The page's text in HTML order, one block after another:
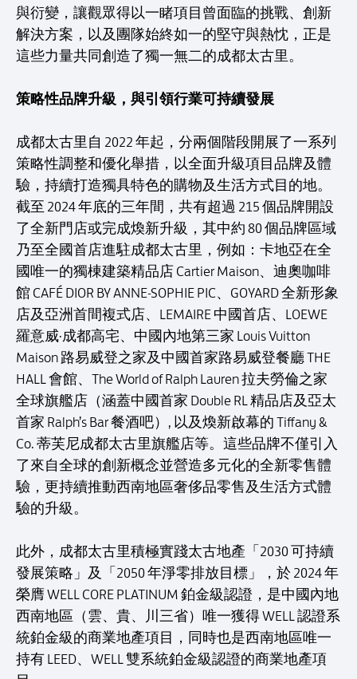
與衍變，讓觀眾得以一睹項目曾面臨的挑戰、創新
解決方案，以及團隊始終如一的堅守與熱忱，正是
這些力量共同創造了獨一無二的成都太古里。
策略性品牌升級，與引領行業可持續發展
成都太古里自 2022 年起，分兩個階段開展了一系列
策略性調整和優化舉措，以全面升級項目品牌及體
驗，持續打造獨具特色的購物及生活方式目的地。
截至 2024 年底的三年間，共有超過 215 個品牌開設
了全新門店或完成煥新升級，其中約 80 個品牌區域
乃至全國首店進駐成都太古里，例如：卡地亞在全
國唯一的獨棟建築精品店 Cartier Maison、迪奧咖啡
館 CAFÉ DIOR BY ANNE-SOPHIE PIC、GOYARD 全新形象
店及亞洲首間複式店、LEMAIRE 中國首店、LOEWE
羅意威·成都高宅、中國內地第三家 Louis Vuitton
Maison 路易威登之家及中國首家路易威登餐廳 THE
HALL 會館、The World of Ralph Lauren 拉夫勞倫之家
全球旗艦店（涵蓋中國首家 Double RL 精品店及亞太
首家 Ralph’s Bar 餐酒吧）, 以及煥新啟幕的 Tiffany &
Co. 蒂芙尼成都太古里旗艦店等。這些品牌不僅引入
了來自全球的創新概念並營造多元化的全新零售體
驗，更持續推動西南地區奢侈品零售及生活方式體
驗的升級。
此外，成都太古里積極實踐太古地產「2030 可持續
發展策略」及「2050 年淨零排放目標」，於 2024 年
榮膺 WELL CORE PLATINUM 鉑金級認證，是中國內地
西南地區（雲、貴、川三省）唯一獲得 WELL 認證系
統鉑金級的商業地產項目，同時也是西南地區唯一
持有 LEED、WELL 雙系統鉑金級認證的商業地產項